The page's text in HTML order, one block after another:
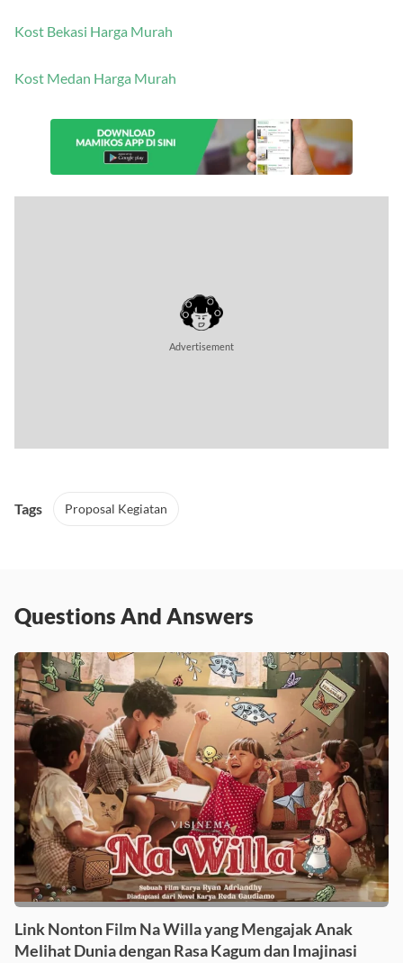
Kost Bekasi Harga Murah
Kost Medan Harga Murah
Advertisement
Tags Proposal Kegiatan
Questions And Answers
Link Nonton Film Na Willa yang Mengajak Anak
Melihat Dunia dengan Rasa Kagum dan Imajinasi